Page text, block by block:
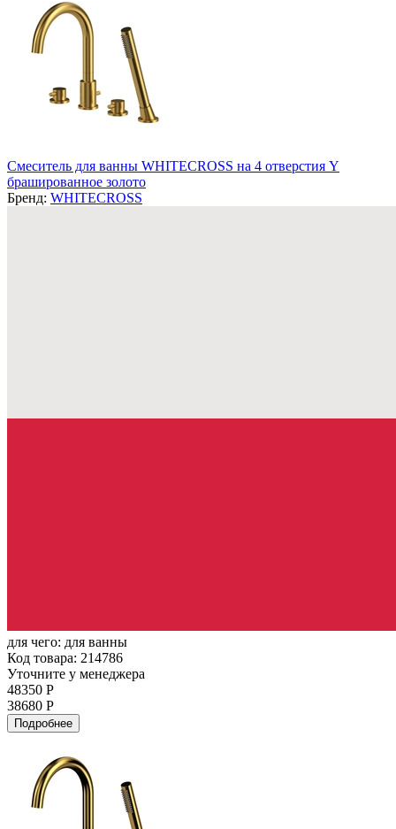
Смеситель для ванны WHITECROSS на 4 отверстия Y
брашированное золото
Бренд: WHITECROSS
для чего: для ванны
Код товара: 214786
Уточните у менеджера
48350 Р
38680 Р
Подробнее